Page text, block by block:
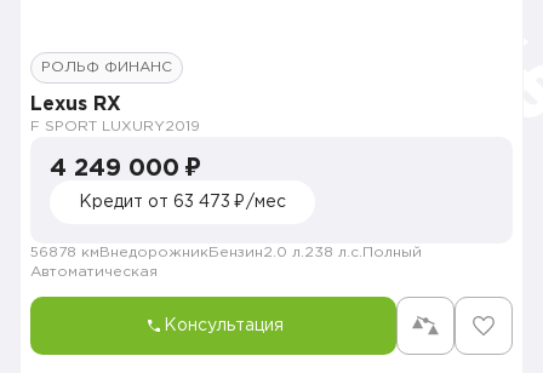
РОЛЬФ ФИНАНС
Lexus RX
F SPORT LUXURY2019
4 249 000 ₽
Кредит от 63 473 ₽/мес
56878 км Внедорожник Бензин2.0 л. 238 л.с. Полный
Автоматическая
Консультация